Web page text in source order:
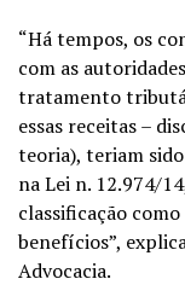
“Há tempos, os
com as
tratamento
essas receitas –
teoria), teriam
na Lei n. 12.974/
classificação
benefícios”,
Advocacia.